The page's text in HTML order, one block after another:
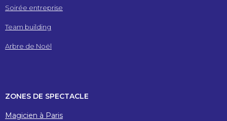
Soirée entreprise
Team building
Arbre de Noël
ZONES DE SPECTACLE
Magicien à Paris